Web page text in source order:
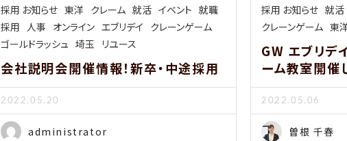
採用 お知らせ 東洋 クレーム 就活 イベント 就職
採用
人事 オンライン エブリデイ クレーンゲーム
ゴールドラッシュ 埼玉 リユース
会社説明会開催情報！新卒・中途採用
2022.05.20
administrator
採用 お知らせ 就活
クレーンゲーム 東
GW エブリデ
ーム教室開催
2022.05.06
曽根 千春